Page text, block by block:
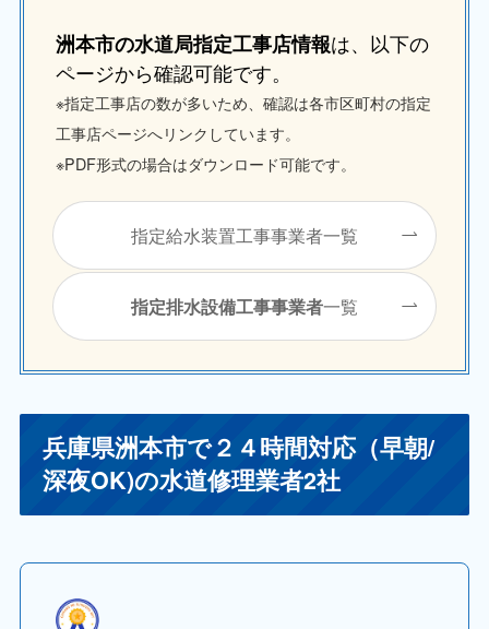
洲本市の水道局指定工事店情報は、以下の
ページから確認可能です。
※指定工事店の数が多いため、確認は各市区町村の指定
工事店ページへリンクしています。
※PDF形式の場合はダウンロード可能です。
指定給水装置工事事業者一覧
指定排水設備工事事業者一覧
兵庫県洲本市で２４時間対応（早朝/
深夜OK)の水道修理業者2社